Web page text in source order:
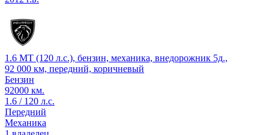
1.6 MT (120 л.с.), бензин, механика, внедорожник 5д.,
92 000 км, передний, коричневый
Бензин
92000 км.
1.6 / 120 л.с.
Передний
Механика